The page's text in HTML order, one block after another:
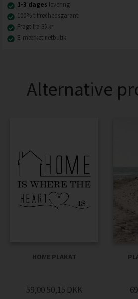
1-3 dages levering
100% tilfredhedsgaranti
Fragt fra 35 kr
E-mærket netbutik
Alternative
HOME PLAKAT
59,00 50,15 DKK